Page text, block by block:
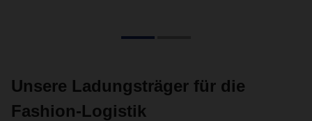
Unsere Ladungsträger für die
Fashion-Logistik